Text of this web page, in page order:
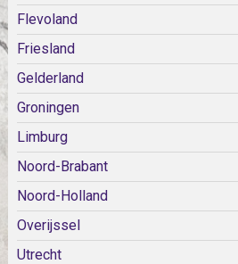
Flevoland
Friesland
Gelderland
Groningen
Limburg
Noord-Brabant
Noord-Holland
Overijssel
Utrecht